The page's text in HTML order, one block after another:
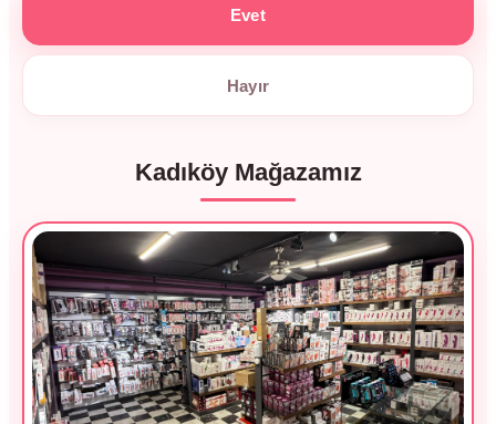
Kadıköy Mağazamız
Evet
Hayır